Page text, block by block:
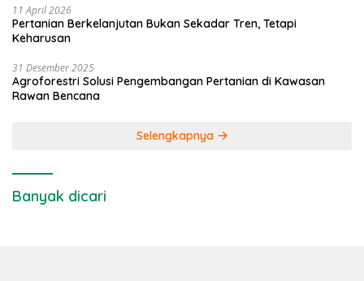
11 April 2026
Pertanian Berkelanjutan Bukan Sekadar Tren, Tetapi
Keharusan
31 Desember 2025
Agroforestri Solusi Pengembangan Pertanian di Kawasan
Rawan Bencana
Selengkapnya
Banyak dicari